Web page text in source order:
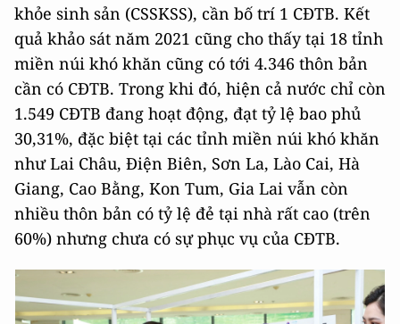
khỏe sinh sản (CSSKSS), cần bố trí 1 CĐTB. Kết
quả khảo sát năm 2021 cũng cho thấy tại 18 tỉnh
miền núi khó khăn cũng có tới 4.346 thôn bản
cần có CĐTB. Trong khi đó, hiện cả nước chỉ còn
1.549 CĐTB đang hoạt động, đạt tỷ lệ bao phủ
30,31%, đặc biệt tại các tỉnh miền núi khó khăn
như Lai Châu, Điện Biên, Sơn La, Lào Cai, Hà
Giang, Cao Bằng, Kon Tum, Gia Lai vẫn còn
nhiều thôn bản có tỷ lệ đẻ tại nhà rất cao (trên
60%) nhưng chưa có sự phục vụ của CĐTB.